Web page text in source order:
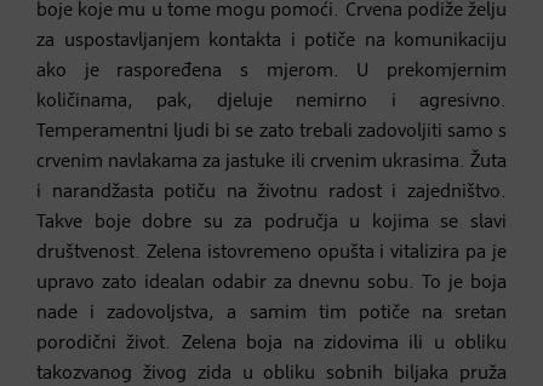
boje koje mu u tome mogu pomoći. Crvena podiže želju
za uspostavljanjem kontakta i potiče na komunikaciju
ako je raspoređena s mjerom. U prekomjernim
količinama, pak, djeluje nemirno i agresivno.
Temperamentni ljudi bi se zato trebali zadovoljiti samo s
crvenim navlakama za jastuke ili crvenim ukrasima. Žuta
i narandžasta potiču na životnu radost i zajedništvo.
Takve boje dobre su za područja u kojima se slavi
društvenost. Zelena istovremeno opušta i vitalizira pa je
upravo zato idealan odabir za dnevnu sobu. To je boja
nade i zadovoljstva, a samim tim potiče na sretan
porodični život. Zelena boja na zidovima ili u obliku
takozvanog živog zida u obliku sobnih biljaka pruža